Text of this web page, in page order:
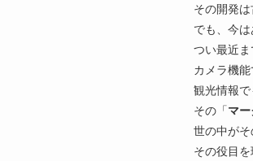
その開発
でも、今
つい最近
カメラ機
観光情報
その「マ
世の中がそ
その役目を